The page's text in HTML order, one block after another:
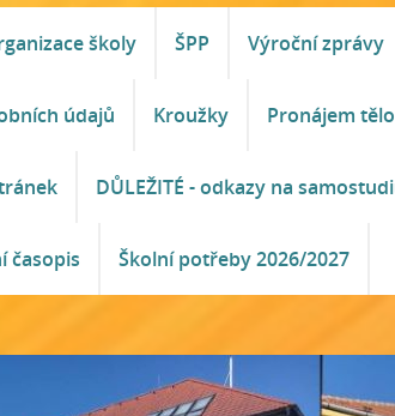
školy ŠPP Výroční zprávy
údajů Kroužky Pronájem
DŮLEŽITÉ - odkazy na
časopis Školní potřeby 2026/2027